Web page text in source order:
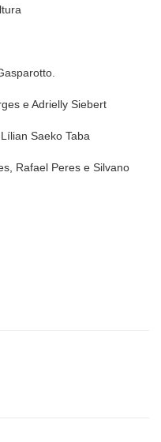
e Adrielly Siebert
Saeko Taba
Rafael Peres e Silvano